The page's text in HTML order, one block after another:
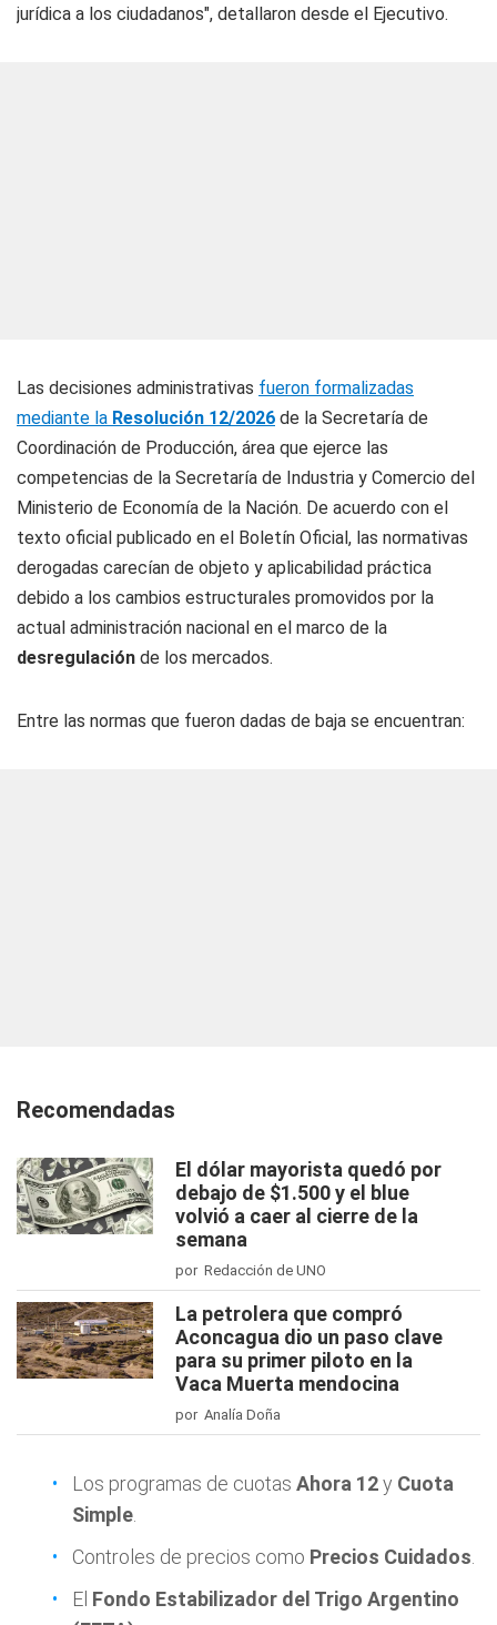
jurídica a los ciudadanos", detallaron desde el Ejecutivo.
Las decisiones administrativas fueron formalizadas
mediante la Resolución 12/2026 de la Secretaría de
Coordinación de Producción, área que ejerce las
competencias de la Secretaría de Industria y Comercio del
Ministerio de Economía de la Nación. De acuerdo con el
texto oficial publicado en el Boletín Oficial, las normativas
derogadas carecían de objeto y aplicabilidad práctica
debido a los cambios estructurales promovidos por la
actual administración nacional en el marco de la
desregulación de los mercados.
Entre las normas que fueron dadas de baja se encuentran:
Recomendadas
El dólar mayorista quedó por
debajo de $1.500 y el blue
volvió a caer al cierre de la
semana
por Redacción de UNO
La petrolera que compró
Aconcagua dio un paso clave
para su primer piloto en la
Vaca Muerta mendocina
por Analía Doña
Los programas de cuotas Ahora 12y Cuota
Simple
Controles de precios como Precios Cuidados
El Fondo Estabilizador del Trigo Argentino